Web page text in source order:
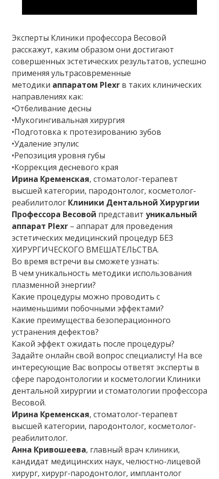
Эксперты Клиники профессора Весовой
расскажут, каким образом они достигают
совершенных эстетических результатов, успешно
применяя ультрасовременные
методики аппаратом Plexrв таких клинических
направлениях как:
•Отбеливание десны
•Мукогингивальная хирургия
•Подготовка к протезированию зубов
•Удаление эпулис
•Репозиция уровня губы
•Коррекция десневого края
Ирина Кременская, стоматолог-терапевт
высшей категории, пародонтолог, косметолог-
реабилитолог Клиники Дентальной Хирургии
Профессора Весовой представит уникальный
аппарат Plexr – аппарат для проведения
эстетических медицинский процедур БЕЗ
ХИРУРГИЧЕСКОГО ВМЕШАТЕЛЬСТВА.
Во время встречи вы сможете узнать:
В чем уникальность методики использования
плазменной энергии?
Какие процедуры можно проводить с
наименьшими побочными эффектами?
Какие преимущества безоперационного
устранения дефектов?
Какой эффект ожидать после процедуры?
Задайте онлайн свой вопрос специалисту! На все
интересующие Вас вопросы ответят эксперты в
сфере пародонтологии и косметологии Клиники
дентальной хирургии и стоматологии профессора
Весовой.
Ирина Кременская, стоматолог-терапевт
высшей категории, пародонтолог, косметолог-
реабилитолог.
Анна Кривошеева, главный врач клиники,
кандидат медицинских наук, челюстно-лицевой
хирург, хирург-пародонтолог, имплантолог